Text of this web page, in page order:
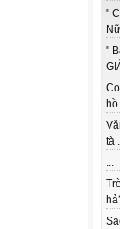
"
"
tà
...